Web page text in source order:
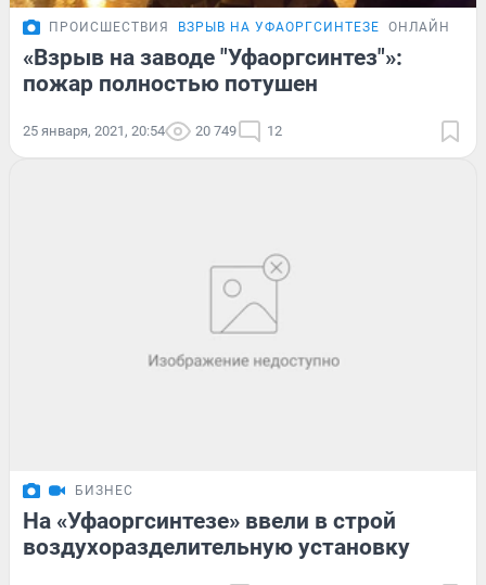
ПРОИСШЕСТВИЯ ВЗРЫВ НА УФАОРГСИНТЕЗЕ ОНЛАЙН-
«Взрыв на заводе "Уфаоргсинтез"»:
пожар полностью потушен
25 января, 2021, 20:54 20 749 12
БИЗНЕС
На «Уфаоргсинтезе» ввели в строй
воздухоразделительную установку